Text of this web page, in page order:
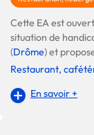
Cette EA est
situation de
(Drôme) et
Restaurant,
En savoir +